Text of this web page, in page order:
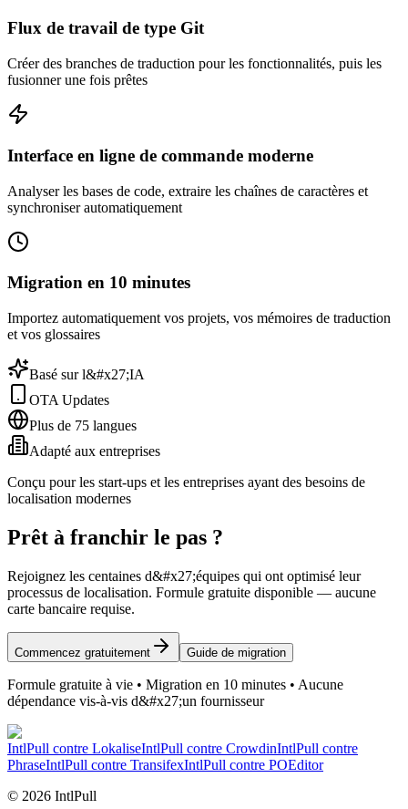
Flux de travail de type Git
Créer des branches de traduction pour les fonctionnalités, puis les
fusionner une fois prêtes
Interface en ligne de commande moderne
Analyser les bases de code, extraire les chaînes de caractères et
synchroniser automatiquement
Migration en 10 minutes
Importez automatiquement vos projets, vos mémoires de traduction
et vos glossaires
Basé sur l&#x27;IA
OTA Updates
Plus de 75 langues
Adapté aux entreprises
Conçu pour les start-ups et les entreprises ayant des besoins de
localisation modernes
Prêt à franchir le pas ?
Rejoignez les centaines d&#x27;équipes qui ont optimisé leur
processus de localisation. Formule gratuite disponible — aucune
carte bancaire requise.
Commencez gratuitement Guide de migration
Formule gratuite à vie • Migration en 10 minutes • Aucune
dépendance vis-à-vis d&#x27;un fournisseur
IntlPull contre LokaliseIntlPull contre CrowdinIntlPull contre
PhraseIntlPull contre TransifexIntlPull contre POEditor
© 2026 IntlPull